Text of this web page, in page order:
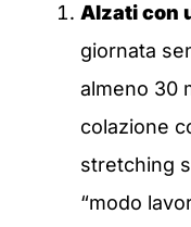
Alzati con
giornata
almeno 30
colazione
stretching
“modo